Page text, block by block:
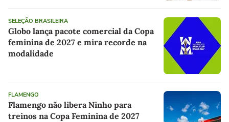
SELEÇÃO BRASILEIRA
Globo lança pacote comercial da Copa
feminina de 2027 e mira recorde na
modalidade
FLAMENGO
Flamengo não libera Ninho para
treinos na Copa Feminina de 2027